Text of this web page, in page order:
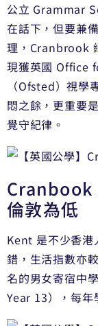
公立 Grammar
在話下，但要兼
理，Cranbrook
現獲英國 Office
（Ofsted）視
悶之餘，更重要
覺守紀律。
Cranbook
倫敦為低
Kent 是不少香港
錯，生活指數亦
名的男女寄宿中
Year 13），每年